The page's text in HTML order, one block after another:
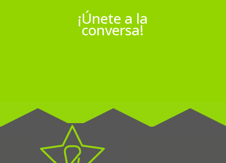
¡Únete a la
conversa!